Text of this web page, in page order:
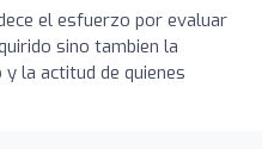
el esfuerzo por evaluar
sino tambien la
la actitud de quienes